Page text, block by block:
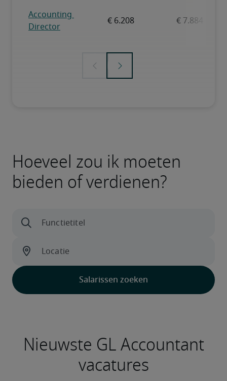
Hoeveel zou ik moeten
bieden of verdienen?